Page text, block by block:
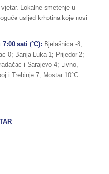
Lokalne smetenje u
usljed krhotina koje nosi
sati (°C): Bjelašnica -8;
0; Banja Luka 1; Prijedor 2;
i Sarajevo 4; Livno,
i Trebinje 7; Mostar 10°C.